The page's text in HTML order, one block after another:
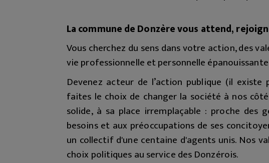
La commune de Donzère vous attend,
Vous cherchez du sens dans votre action, des
vie professionnelle et personnelle
Devenez acteur de l’action publique (il
faites le choix de changer la société à nos
solide, à sa place irremplaçable : proche des
besoins et aux préoccupations de ses
un collectif d'une centaine d'agents unis. Nos
choix politiques au service des Donzérois.